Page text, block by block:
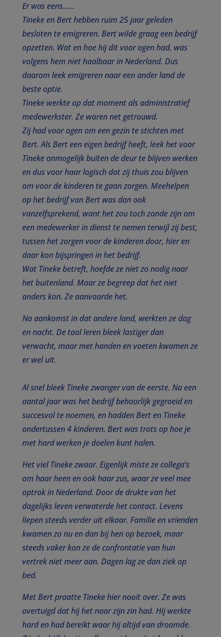
Er was eens……
Tineke en Bert hebben ruim 25 jaar geleden
besloten te emigreren. Bert wilde graag een bedrijf
opzetten. Wat en hoe hij dit voor ogen had, was
volgens hem niet haalbaar in Nederland. Dus
daarom leek emigreren naar een ander land de
beste optie.
Tineke werkte op dat moment als administratief
medewerkster. Ze waren net getrouwd.
Zij had voor ogen om een gezin te stichten met
Bert. Als Bert een eigen bedrijf heeft, leek het voor
Tineke onmogelijk buiten de deur te blijven werken
en dus voor haar logisch dat zij thuis zou blijven
om voor de kinderen te gaan zorgen. Meehelpen
op het bedrijf van Bert was dan ook
vanzelfsprekend, want het zou toch zonde zijn om
een medewerker in dienst te nemen terwijl zij best,
tussen het zorgen voor de kinderen door, hier en
daar kon bijspringen in het bedrijf.
Wat Tineke betreft, hoefde ze niet zo nodig naar
het buitenland. Maar ze begreep dat het niet
anders kon. Ze aanvaarde het.
Na aankomst in dat andere land, werkten ze dag
en nacht. De taal leren bleek lastiger dan
verwacht, maar met handen en voeten kwamen ze
er wel uit.
Al snel bleek Tineke zwanger van de eerste. Na een
aantal jaar was het bedrijf behoorlijk gegroeid en
succesvol te noemen, en hadden Bert en Tineke
ondertussen 4 kinderen. Bert was trots op hoe je
met hard werken je doelen kunt halen.
Het viel Tineke zwaar. Eigenlijk miste ze collega’s
om haar heen en ook haar zus, waar ze veel mee
optrok in Nederland. Door de drukte van het
dagelijks leven verwaterde het contact. Levens
liepen steeds verder uit elkaar. Familie en vrienden
kwamen zo nu en dan bij hen op bezoek, maar
steeds vaker kon ze de confrontatie van hun
vertrek niet meer aan. Dagen lag ze dan ziek op
bed.
Met Bert praatte Tineke hier nooit over. Ze was
overtuigd dat hij het naar zijn zin had. Hij werkte
hard en had bereikt waar hij altijd van droomde.